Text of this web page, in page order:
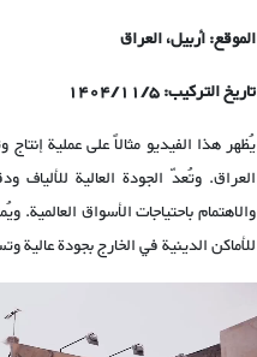
الموقع: أربيل، العراق
تاريخ التركيب: 1404/11/5
يُظهر هذا الفيديو مثالاً على عملية
العراق. وتُعدّ الجودة العالية
والاهتمام باحتياجات الأسواق
للأماكن الدينية في الخارج بجودة عالية